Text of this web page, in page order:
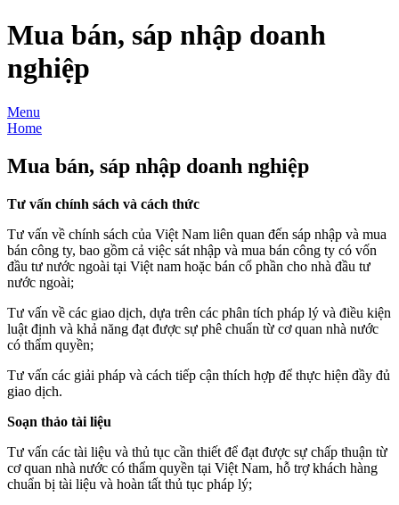
Mua bán, sáp nhập doanh
nghiệp
Menu
Home
Mua bán, sáp nhập doanh nghiệp
Tư vấn chính sách và cách thức
Tư vấn về chính sách của Việt Nam liên quan đến sáp nhập và mua
bán công ty, bao gồm cả việc sát nhập và mua bán công ty có vốn
đầu tư nước ngoài tại Việt nam hoặc bán cổ phần cho nhà đầu tư
nước ngoài;
Tư vấn về các giao dịch, dựa trên các phân tích pháp lý và điều kiện
luật định và khả năng đạt được sự phê chuẩn từ cơ quan nhà nước
có thẩm quyền;
Tư vấn các giải pháp và cách tiếp cận thích hợp để thực hiện đầy đủ
giao dịch.
Soạn thảo tài liệu
Tư vấn các tài liệu và thủ tục cần thiết để đạt được sự chấp thuận từ
cơ quan nhà nước có thẩm quyền tại Việt Nam, hỗ trợ khách hàng
chuẩn bị tài liệu và hoàn tất thủ tục pháp lý;